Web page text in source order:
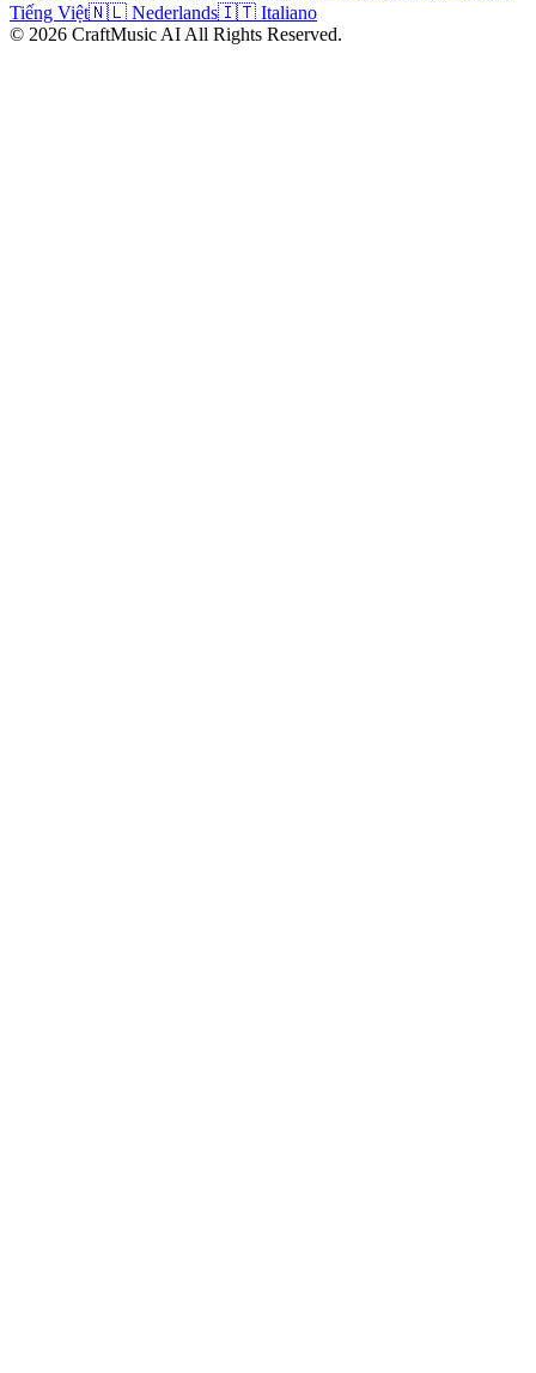
Tiếng Việt🇳🇱 Nederlands🇮🇹 Italiano
© 2026 CraftMusic AI All Rights Reserved.